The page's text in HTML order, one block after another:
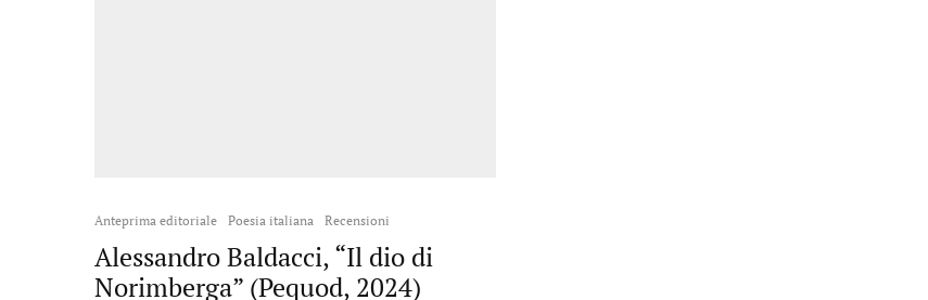
Anteprima editoriale Poesia italiana Recensioni
Alessandro Baldacci, “Il dio di
Norimberga” (Pequod, 2024)